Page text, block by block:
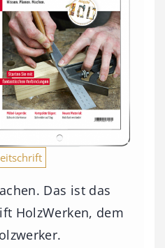
Das ist das
HolzWerken, dem